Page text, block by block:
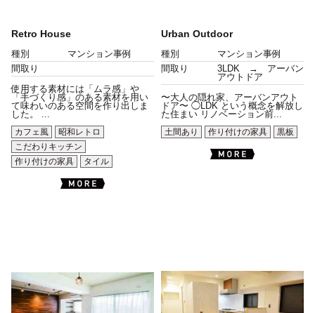
Retro House
種別
マンション事例
間取り
使用する素材には「ムラ感」や
「手づくり感」のある素材を用い
て味わいのある空間を作り出しま
した。 ...
カフェ風
昭和レトロ
こだわりキッチン
作り付けの家具
タイル
Urban Outdoor
種別
マンション事例
間取り
3LDK → アーバン
アウトドア
〜大人の隠れ家、アーバンアウト
ドア〜 ◯LDK という概念を解放し
た住まい リノベーション前...
土間あり
作り付けの家具 黒板